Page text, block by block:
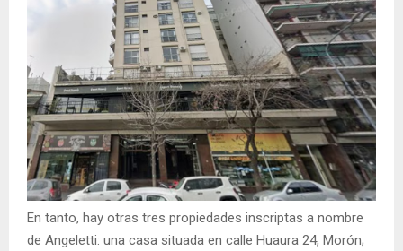
En tanto, hay otras tres propiedades inscriptas a nombre
de Angeletti: una casa situada en calle Huaura 24, Morón;